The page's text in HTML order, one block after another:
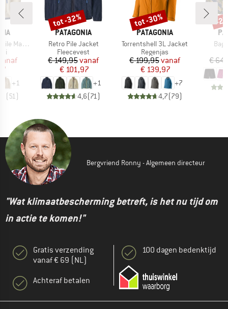
prijs
+1
( 51)
MERK
PATAGONIA
Artikel
Retro Pile Jacket
Productgroep
Fleecevest
Prijs
€ 149,95Verlaagde prijs
vanaf
€ 101,97
+1
4,6(71)
Korting
tot -32%
MERK
PATAGONIA
Artikel
Torrentshell 3L Jacket
Productgroep
Regenjas
Prijs
€ 199,95Verlaagde prijs
vanaf
€ 139,97
+7
4,7(79)
Korting
tot -30%
€
-
Bergvriend Ronny - Algemeen directeur
"Wat klimaatbescherming betreft, is het nu tijd om
in actie te komen!"
Gratis verzending
vanaf € 69 (NL)
Achteraf betalen
100 dagen bedenktijd